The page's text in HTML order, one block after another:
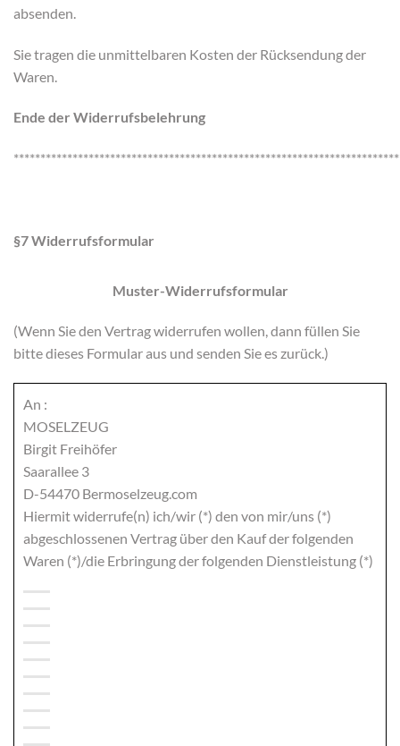
absenden.
Sie tragen die unmittelbaren Kosten der Rücksendung der
Waren.
Ende der Widerrufsbelehrung
§7 Widerrufsformular
Muster-Widerrufsformular
(Wenn Sie den Vertrag widerrufen wollen, dann füllen Sie
bitte dieses Formular aus und senden Sie es zurück.)
An :
MOSELZEUG
Birgit Freihöfer
Saarallee 3
D-54470 Bermoselzeug.com
Hiermit widerrufe(n) ich/wir (*) den von mir/uns (*)
abgeschlossenen Vertrag über den Kauf der folgenden
Waren (*)/die Erbringung der folgenden Dienstleistung (*)